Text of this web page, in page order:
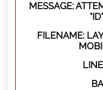
MESSAGE:
FILENAME: